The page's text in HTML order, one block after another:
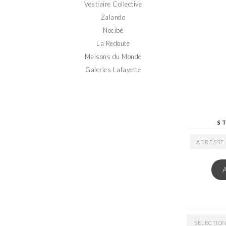
Vestiaire Collective
Zalando
Nocibé
La Redoute
Maisons du Monde
Galeries Lafayette
ADRESSE
ARCHIVES